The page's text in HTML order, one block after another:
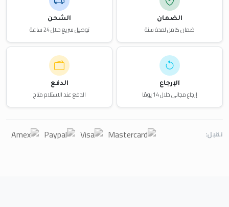
الضمان
ضمان كامل لمدة سنة
الشحن
توصيل سريع خلال 24 ساعة
الإرجاع
إرجاع مجاني خلال 14 يومًا
الدفع
الدفع عند الاستلام متاح
نقبل: